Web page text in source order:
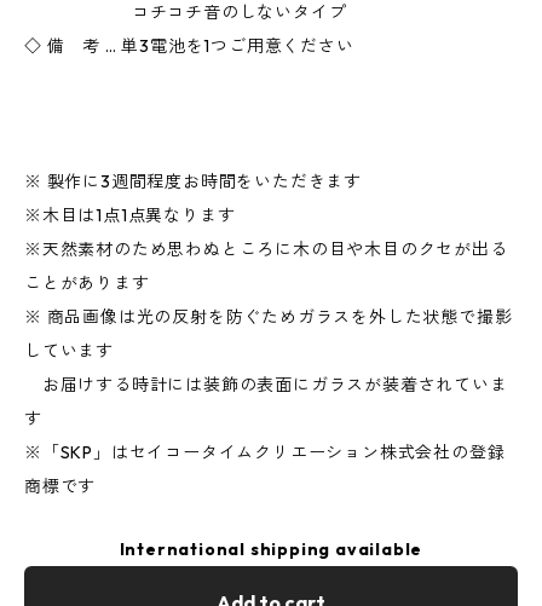
コチコチ音のしないタイプ
◇ 備 考 … 単3電池を1つご用意ください
※ 製作に3週間程度お時間をいただきます
※木目は1点1点異なります
※天然素材のため思わぬところに木の目や木目のクセが出る
ことがあります
※ 商品画像は光の反射を防ぐためガラスを外した状態で撮影
しています
お届けする時計には装飾の表面にガラスが装着されていま
す
※「SKP」はセイコータイムクリエーション株式会社の登録
商標です
International shipping available